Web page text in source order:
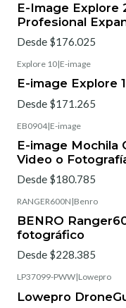
E-Image Explore
Profesional
Desde $176.025
Explore 10|E-image
E-image Explore
Desde $171.265
EB0904|E-image
E-image Mochila
Video o
Desde $180.785
RANGER600N |Benro
BENRO
fotográfico
Desde $228.385
LP37099-PWW|Lowepro
Lowepro